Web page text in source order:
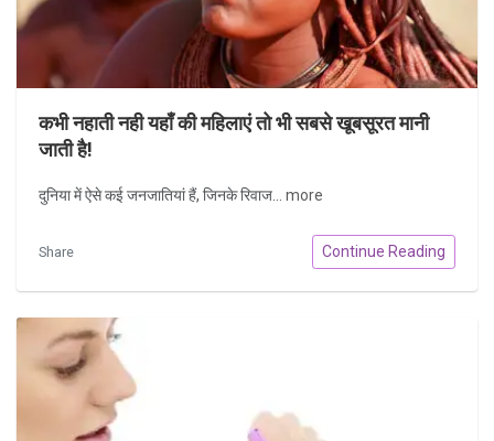
कभी नहाती नही यहाँ की महिलाएं तो भी सबसे खूबसूरत मानी
जाती है!
दुनिया में ऐसे कई जनजातियां हैं, जिनके रिवाज... more
Share Continue Reading